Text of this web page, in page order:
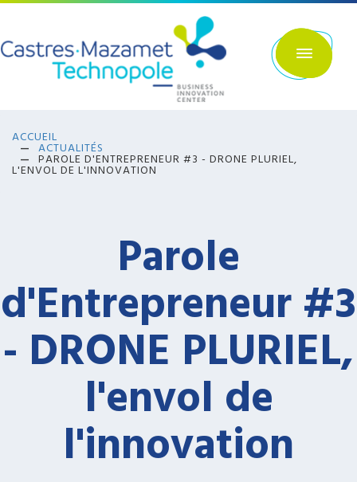
Aller
principal
ACCUEIL
ACTUALITÉS
PAROLE D'ENTREPRENEUR #3 - DRONE PLURIEL,
L'ENVOL DE L'INNOVATION
Parole
d'Entrepreneur #3
- DRONE PLURIEL,
l'envol de
l'innovation